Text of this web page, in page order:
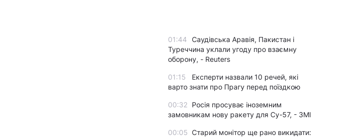
01:44
Саудівська Аравія, Пакистан і
Туреччина уклали угоду про взаємну
оборону, - Reuters
01:15
Експерти назвали 10 речей, які
варто знати про Прагу перед поїздкою
00:32
Росія просуває іноземним
замовникам нову ракету для Су-57, - ЗМІ
00:05 Старий монітор ще рано викидати: